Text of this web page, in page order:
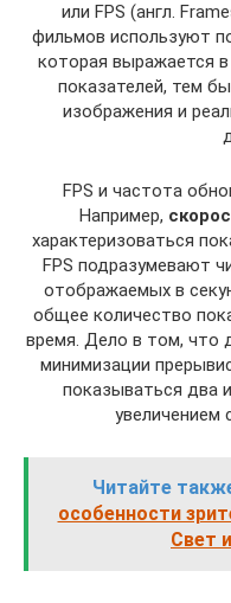
или FPS (англ.
фильмов используют
которая выражается
показателей, тем
изображения и
FPS и частота
Например,
характеризоваться
FPS подразумевают
отображаемых в
общее количество
время. Дело в том, что
минимизации
показываться два
увеличением
Читайте
особенности
Свет